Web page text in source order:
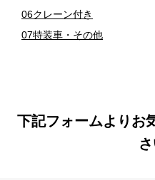
06クレーン付き
07特装車・その他
下記フォームよりお
さ